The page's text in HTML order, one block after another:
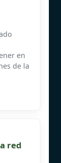
en
de la
red